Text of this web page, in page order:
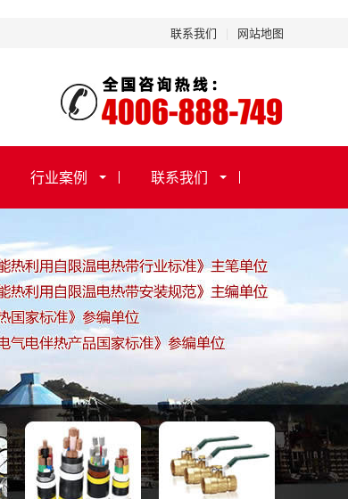
联系我们 网站地图
行业案例 联系我们